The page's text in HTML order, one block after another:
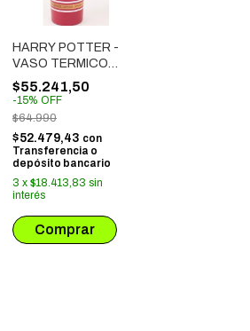
HARRY POTTER -
VASO TERMICO
QUENCHER
GRYFFINDOR
$55.241,50
-15% OFF
$64.990
$52.479,43 con
Transferencia o
depósito bancario
3 x $18.413,83 sin
interés